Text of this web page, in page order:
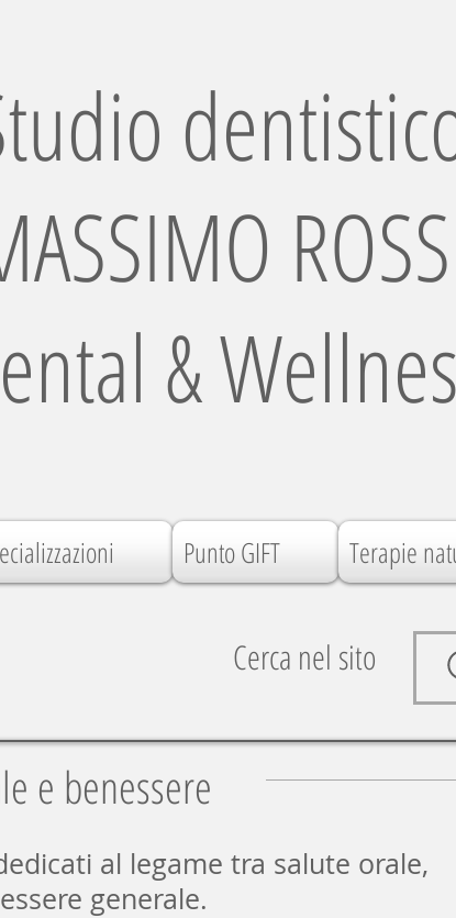
&
Punto GIFT Terapie
Cerca nel sito
e benessere
al legame tra salute orale,
generale.